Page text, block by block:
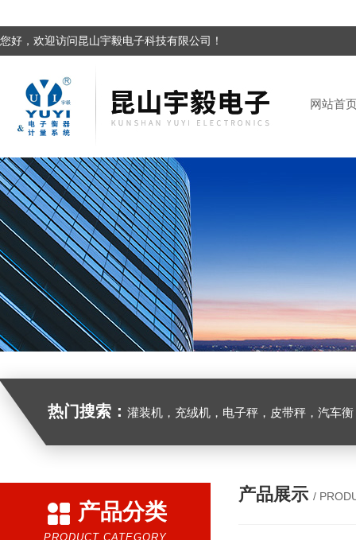
您好，欢迎访问昆山宇毅电子科技有限公司！
网站首
热门搜索： 灌装机，充绒机，电子秤，皮带秤，汽车
产品分类
PRODUCT CATEGORY
产品展示 /